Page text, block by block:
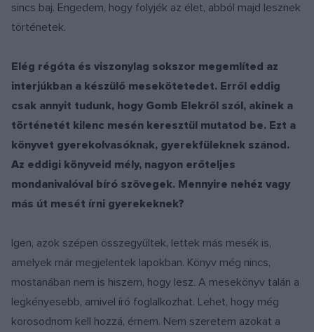
sincs baj. Engedem, hogy folyjék az élet, abból majd lesznek
történetek.
Elég régóta és viszonylag sokszor megemlíted az
interjúkban a készülő mesekötetedet. Erről eddig
csak annyit tudunk, hogy Gomb Elekről szól, akinek a
történetét kilenc mesén keresztül mutatod be. Ezt a
könyvet gyerekolvasóknak, gyerekfüleknek szánod.
Az eddigi könyveid mély, nagyon erőteljes
mondanivalóval bíró szövegek. Mennyire nehéz vagy
más út mesét írni gyerekeknek?
Igen, azok szépen összegyűltek, lettek más mesék is,
amelyek már megjelentek lapokban. Könyv még nincs,
mostanában nem is hiszem, hogy lesz. A mesekönyv talán a
legkényesebb, amivel író foglalkozhat. Lehet, hogy még
korosodnom kell hozzá, érnem. Nem szeretem azokat a